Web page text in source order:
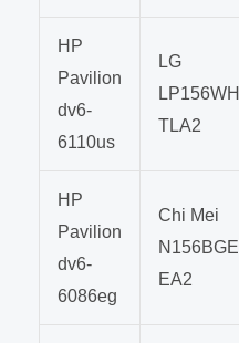
HP
Pavilion
dv6-
6110us
LG
TLA2
HP
Pavilion
dv6-
6086eg
Chi Mei
EA2